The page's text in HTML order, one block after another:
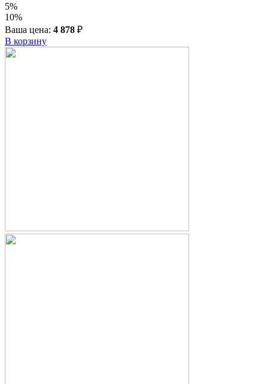
5%
10%
Ваша цена: 4 878 ₽
В корзину